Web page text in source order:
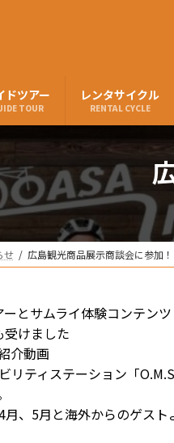
ドツアー
TOUR
レンタサイクル
RENTAL CYCLE
せ 広島観光商品展示商談会に参加！
とサムライ体験コンテンツ
けました
介動画
リティステーション「
月、5月と海外からのゲス